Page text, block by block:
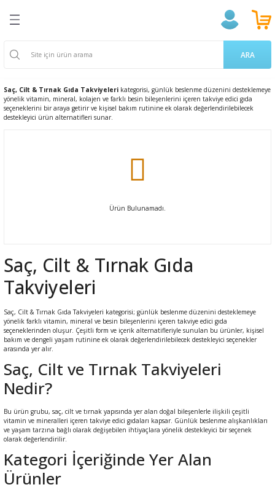
ve Gargara
Ürünleri
Bakım Setleri
Bardakları
Emzirme
Anne Bebek
Takviyeleri
Yağı
Ürünleri
Losyon
Ve Temizlik
Yetişkin Ürünleri
Mendilleri
Ürünleri
ARA
Saç, Cilt & Tırnak Gıda Takviyeleri kategorisi, günlük beslenme düzenini desteklemeye
yönelik vitamin, mineral, kolajen ve farklı besin bileşenlerini içeren takviye edici gıda
seçeneklerini bir araya getirir ve kişisel bakım rutinine ek olarak değerlendirilebilecek
destekleyici ürün alternatifleri sunar.
Ürün Bulunamadı.
Saç, Cilt & Tırnak Gıda
Takviyeleri
Saç, Cilt & Tırnak Gıda Takviyeleri kategorisi; günlük beslenme düzenini desteklemeye
yönelik farklı vitamin, mineral ve besin bileşenlerini içeren takviye edici gıda
seçeneklerinden oluşur. Çeşitli form ve içerik alternatifleriyle sunulan bu ürünler, kişisel
bakım ve dengeli yaşam rutinine ek olarak değerlendirilebilecek destekleyici seçenekler
arasında yer alır.
Saç, Cilt ve Tırnak Takviyeleri
Nedir?
Bu ürün grubu, saç, cilt ve tırnak yapısında yer alan doğal bileşenlerle ilişkili çeşitli
vitamin ve mineralleri içeren takviye edici gıdaları kapsar. Günlük beslenme alışkanlıkları
ve yaşam tarzına bağlı olarak değişebilen ihtiyaçlara yönelik destekleyici bir seçenek
olarak değerlendirilir.
Kategori İçeriğinde Yer Alan
Ürünler